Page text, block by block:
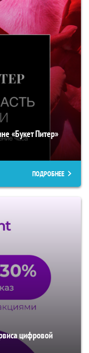
«Букет Питер»
ПОДРОБНЕЕ
цифровой